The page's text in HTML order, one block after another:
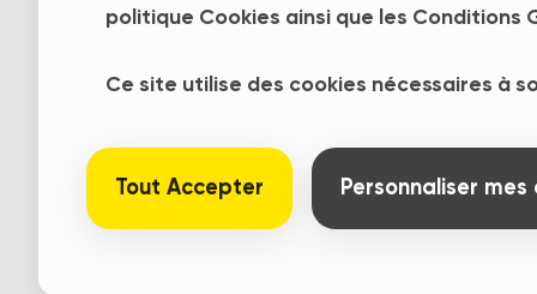
politique Cookies ainsi que les Conditions
Ce site utilise des cookies nécessaires à
Tout Accepter Personnaliser mes